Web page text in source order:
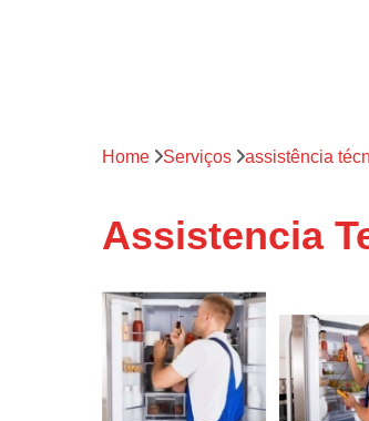
Home Serviços assistência
Assistencia